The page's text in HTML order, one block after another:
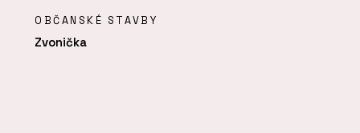
OBČANSKÉ STAVBY
Zvonička